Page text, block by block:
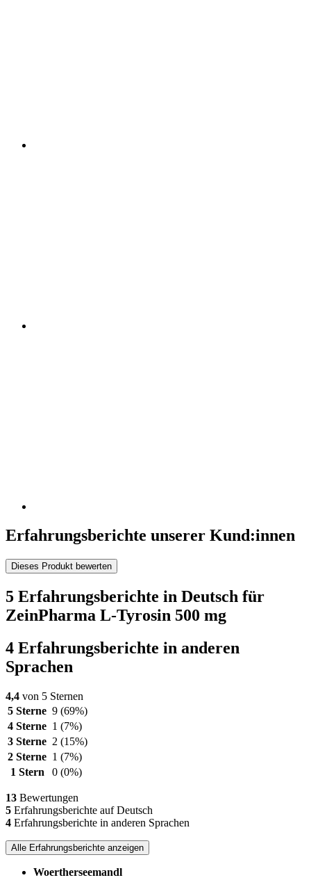
Erfahrungsberichte unserer Kund:innen
Dieses Produkt bewerten
5 Erfahrungsberichte in Deutsch für
ZeinPharma L-Tyrosin 500 mg
4 Erfahrungsberichte in anderen
Sprachen
4,4 von 5 Sternen
5 Sterne 9 (69%)
4 Sterne 1 (7%)
3 Sterne 2 (15%)
2 Sterne 1 (7%)
1 Stern
0 (0%)
13 Bewertungen
5 Erfahrungsberichte auf Deutsch
4 Erfahrungsberichte in anderen Sprachen
Alle Erfahrungsberichte anzeigen
Woertherseemandl